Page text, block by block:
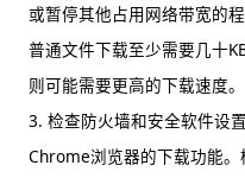
或暂停其他占用网络带宽的
普通文件下载至少需要几十
则可能需要更高的下载速度。
3. 检查防火墙和安全软件设
Chrome浏览器的下载功能